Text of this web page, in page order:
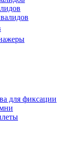
для фиксации